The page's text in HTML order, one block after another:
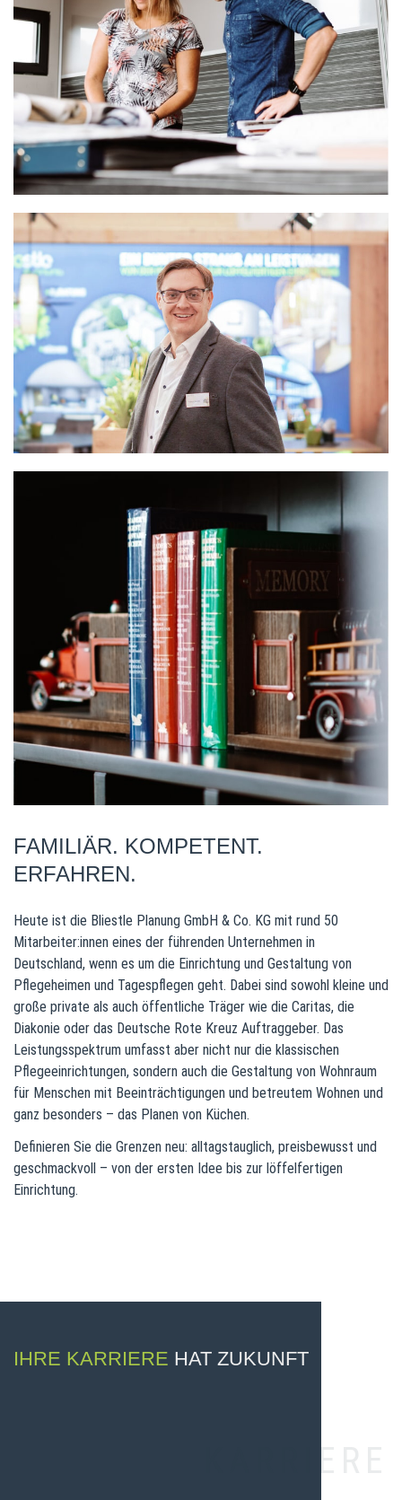
FAMILIÄR. KOMPETENT.
ERFAHREN.
Heute ist die Bliestle Planung GmbH & Co. KG mit rund 50
Mitarbeiter:innen eines der führenden Unternehmen in
Deutschland, wenn es um die Einrichtung und Gestaltung von
Pflegeheimen und Tagespflegen geht. Dabei sind sowohl kleine und
große private als auch öffentliche Träger wie die Caritas, die
Diakonie oder das Deutsche Rote Kreuz Auftraggeber. Das
Leistungsspektrum umfasst aber nicht nur die klassischen
Pflegeeinrichtungen, sondern auch die Gestaltung von Wohnraum
für Menschen mit Beeinträchtigungen und betreutem Wohnen und
ganz besonders – das Planen von Küchen.
Definieren Sie die Grenzen neu: alltagstauglich, preisbewusst und
geschmackvoll – von der ersten Idee bis zur löffelfertigen
Einrichtung.
IHRE KARRIERE HAT ZUKUNFT